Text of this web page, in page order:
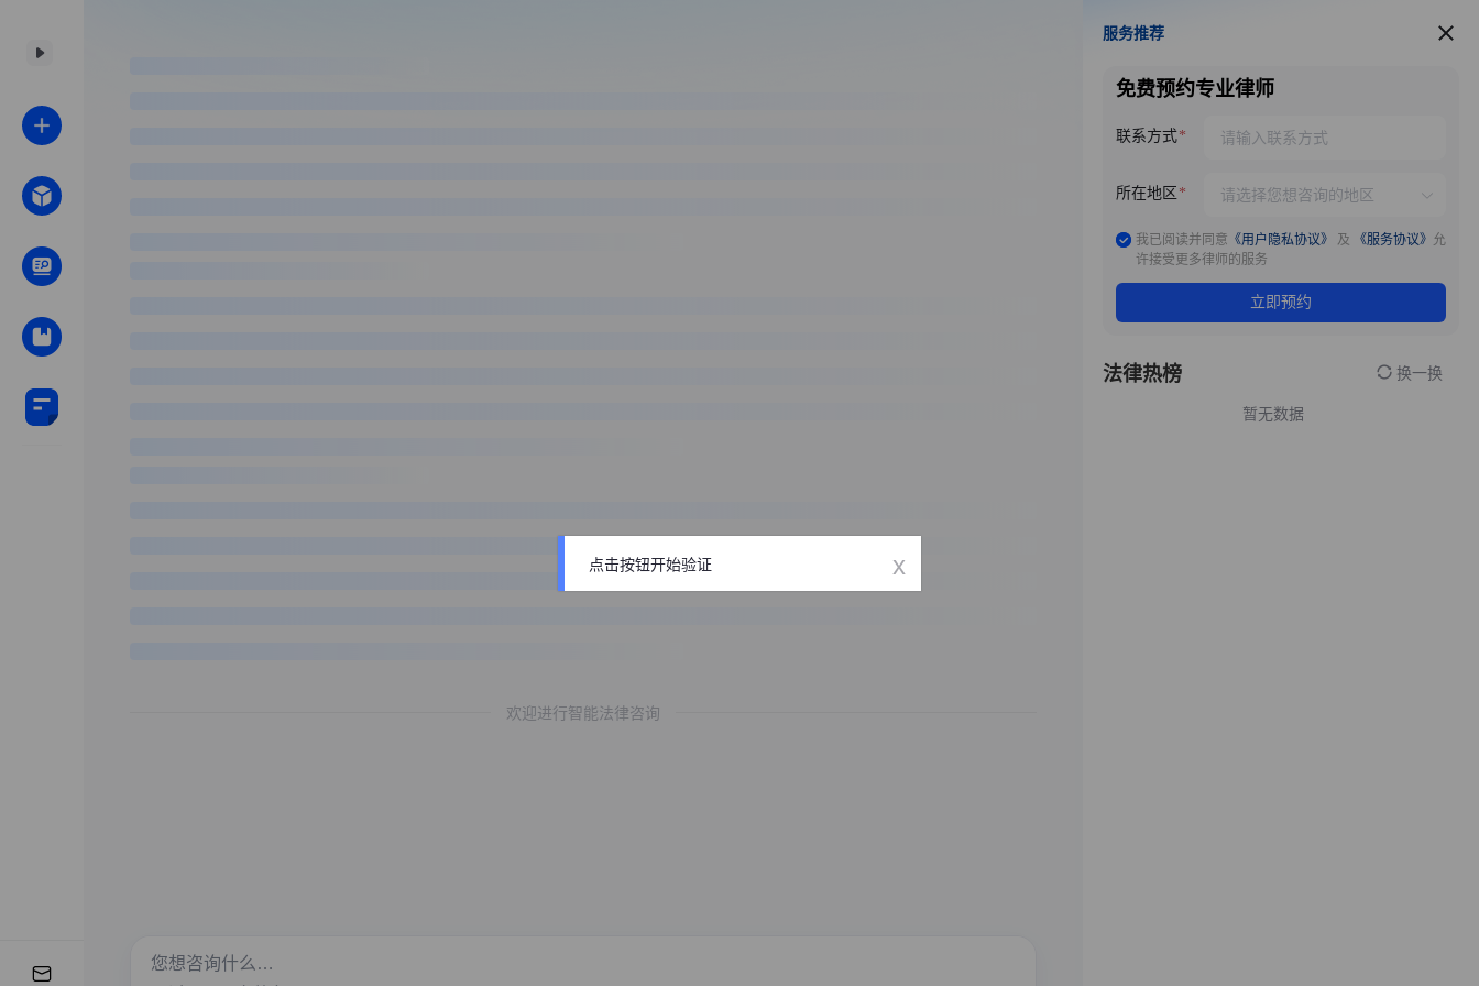
欢迎进行智能法律咨询
服务推荐
服务推荐
免费预约专业律师
联系方式
所在地区
我已阅读并同意 《用户隐私协议》 及 《服务协议》 允
许接受更多律师的服务
立即预约
法律热榜 换一换
暂无数据
点击按钮开始验证 x